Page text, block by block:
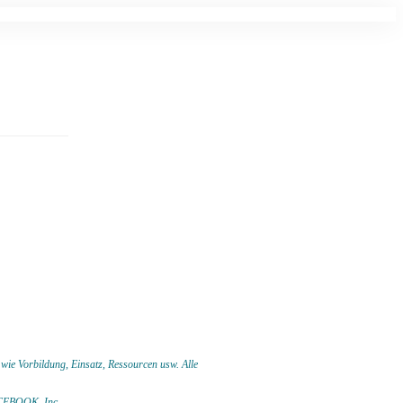
Vorbildung, Einsatz, Ressourcen usw.Alle